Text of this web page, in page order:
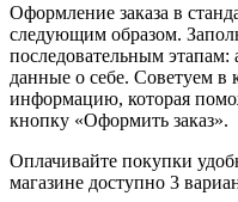
Оформление заказа в
следующим образом.
последовательным этапам:
данные о себе. Советуем в
информацию, которая
кнопку «Оформить заказ».
Оплачивайте покупки
магазине доступно 3